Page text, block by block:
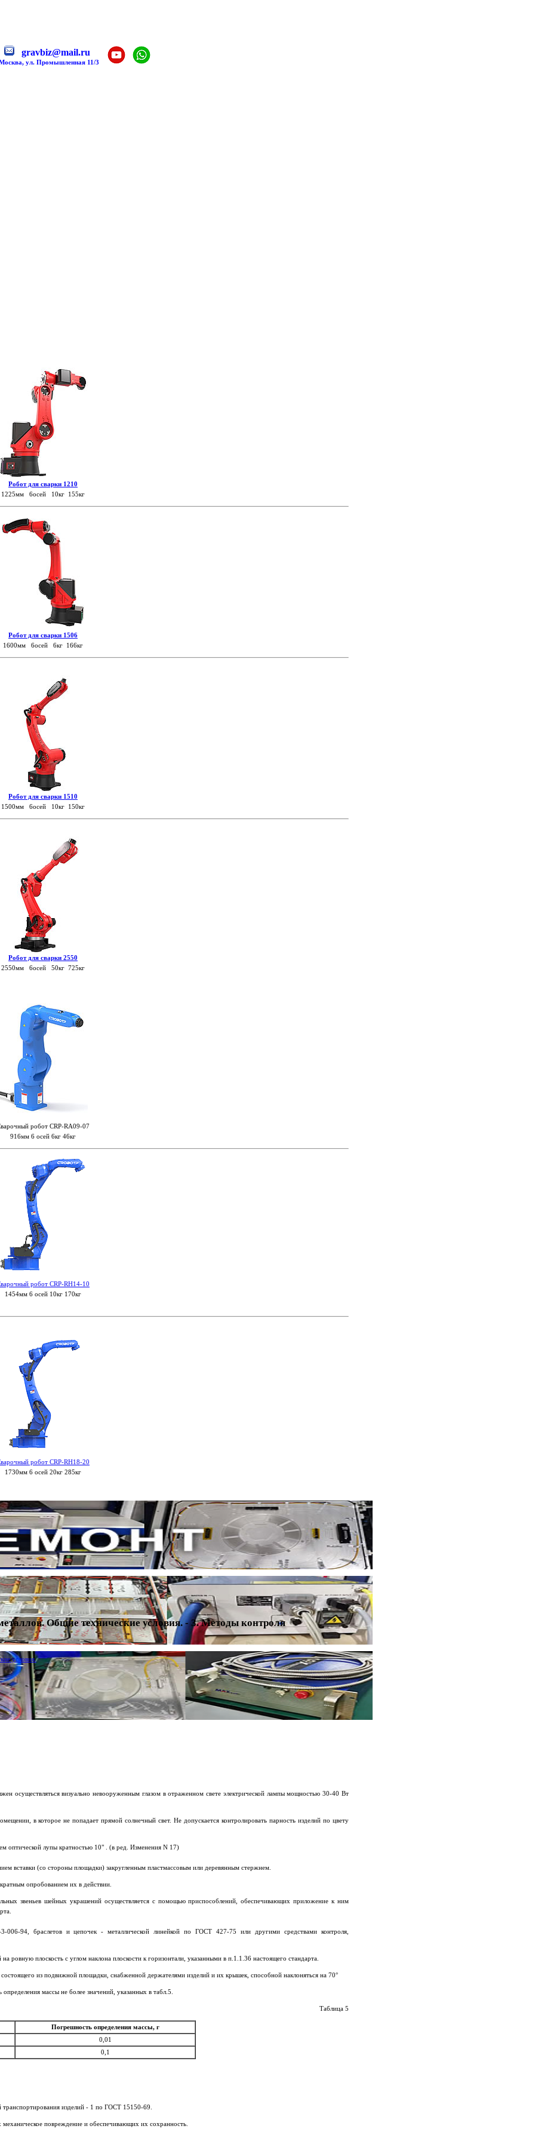
gravbiz@mail.ru
ул. Промышленная 11/3
Робот для сварки 1210
1225мм 6осей 10кг 155кг
Робот для сварки 1506
1600мм 6осей 6кг 166кг
Робот для сварки 1510
1500мм 6осей 10кг 150кг
Робот для сварки 2550
2550мм 6осей 50кг 725кг
робот CRP-RA09-07
916мм 6 осей 6кг 46кг
робот CRP-RH14-10
1454мм 6 осей 10кг 170кг
робот CRP-RH18-20
1730мм 6 осей 20кг 285кг
Общие технические условия. - 3. Методы контроля
условия.
осуществляться визуально невооруженным глазом в отраженном свете электрической лампы мощностью 30-40 Вт
в которое не попадает прямой солнечный свет. Не допускается контролировать парность изделий по цвету
оптической лупы кратностью 10" . (в ред. Изменения N 17)
вставки (со стороны площадки) закругленным пластмассовым или деревянным стержнем.
опробованием их в действии.
звеньев шейных украшений осуществляется с помощью приспособлений, обеспечивающих приложение к ним
94, браслетов и цепочек - металлической линейкой по ГОСТ 427-75 или другими средствами контроля,
ровную плоскость с углом наклона плоскости к горизонтали, указанными в п.1.1.36 настоящего стандарта.
из подвижной площадки, снабженной держателями изделий и их крышек, способной наклоняться на 70°
массы не более значений, указанных в табл.5.
Таблица 5
Погрешность определения массы, г
0,01
0,1
изделий - 1 по ГОСТ 15150-69.
повреждение и обеспечивающих их сохранность.